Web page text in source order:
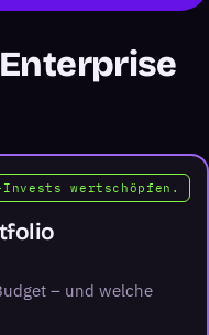
wertschöpfen.
– und welche